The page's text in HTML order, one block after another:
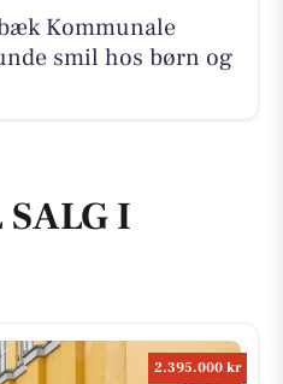
Kommunale
smil hos børn og
I
2.395.000 kr